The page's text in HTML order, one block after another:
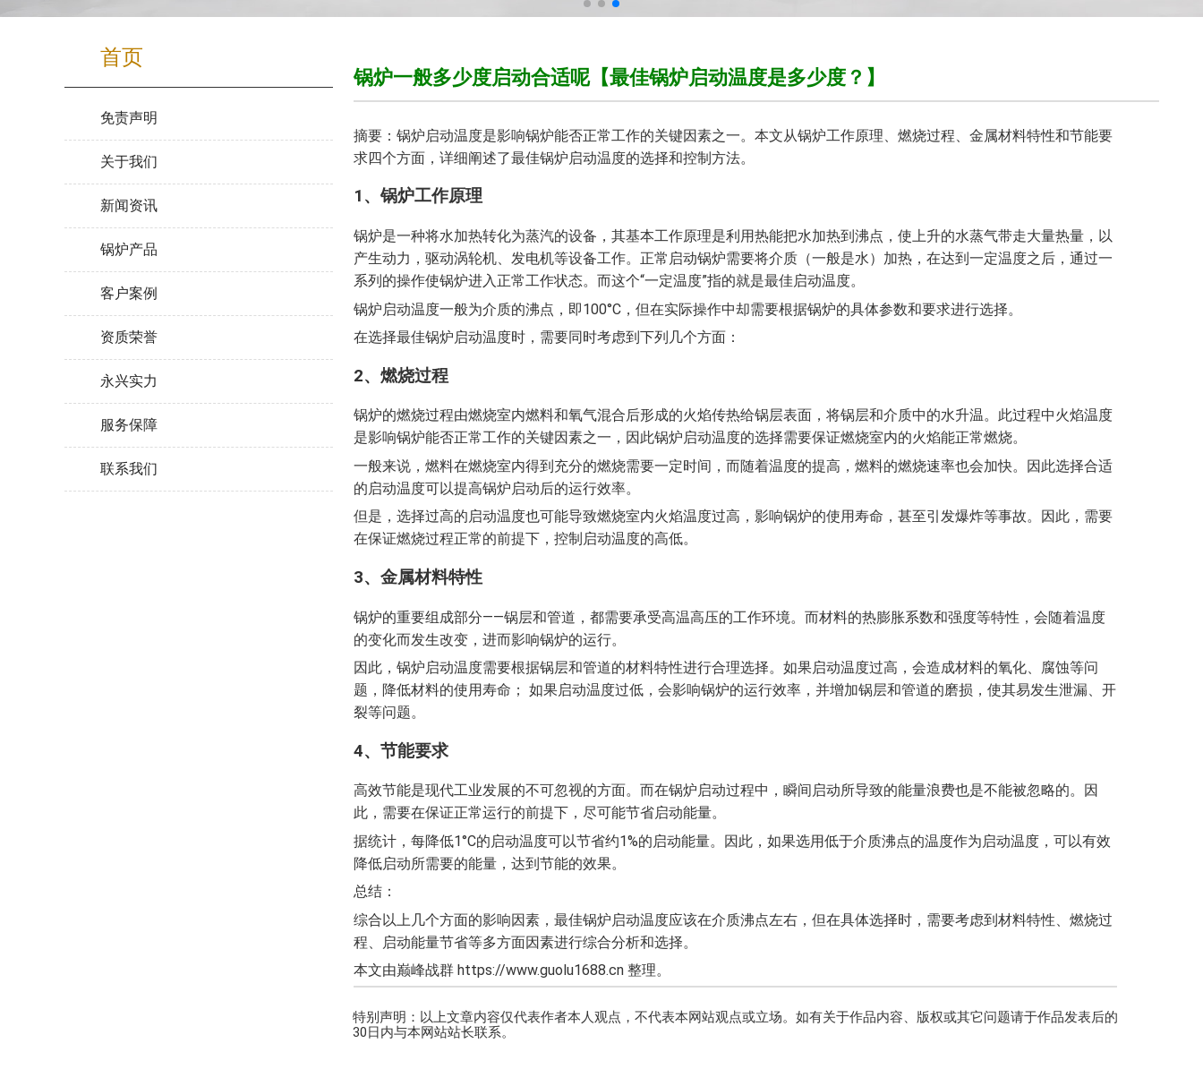
首页
免责声明
关于我们
新闻资讯
锅炉产品
客户案例
资质荣誉
永兴实力
服务保障
联系我们
锅炉一般多少度启动合适呢【最佳锅炉启动温度是多少度？】
摘要：锅炉启动温度是影响锅炉能否正常工作的关键因素之一。本文从锅炉工作原理、燃烧过程、金属材料特性和节能要
求四个方面，详细阐述了最佳锅炉启动温度的选择和控制方法。
1、锅炉工作原理
锅炉是一种将水加热转化为蒸汽的设备，其基本工作原理是利用热能把水加热到沸点，使上升的水蒸气带走大量热量，以
产生动力，驱动涡轮机、发电机等设备工作。正常启动锅炉需要将介质（一般是水）加热，在达到一定温度之后，通过一
系列的操作使锅炉进入正常工作状态。而这个“一定温度”指的就是最佳启动温度。
锅炉启动温度一般为介质的沸点，即100°C，但在实际操作中却需要根据锅炉的具体参数和要求进行选择。
在选择最佳锅炉启动温度时，需要同时考虑到下列几个方面：
2、燃烧过程
锅炉的燃烧过程由燃烧室内燃料和氧气混合后形成的火焰传热给锅层表面，将锅层和介质中的水升温。此过程中火焰温度
是影响锅炉能否正常工作的关键因素之一，因此锅炉启动温度的选择需要保证燃烧室内的火焰能正常燃烧。
一般来说，燃料在燃烧室内得到充分的燃烧需要一定时间，而随着温度的提高，燃料的燃烧速率也会加快。因此选择合适
的启动温度可以提高锅炉启动后的运行效率。
但是，选择过高的启动温度也可能导致燃烧室内火焰温度过高，影响锅炉的使用寿命，甚至引发爆炸等事故。因此，需要
在保证燃烧过程正常的前提下，控制启动温度的高低。
3、金属材料特性
锅炉的重要组成部分——锅层和管道，都需要承受高温高压的工作环境。而材料的热膨胀系数和强度等特性，会随着温度
的变化而发生改变，进而影响锅炉的运行。
因此，锅炉启动温度需要根据锅层和管道的材料特性进行合理选择。如果启动温度过高，会造成材料的氧化、腐蚀等问
题，降低材料的使用寿命； 如果启动温度过低，会影响锅炉的运行效率，并增加锅层和管道的磨损，使其易发生泄漏、开
裂等问题。
4、节能要求
高效节能是现代工业发展的不可忽视的方面。而在锅炉启动过程中，瞬间启动所导致的能量浪费也是不能被忽略的。因
此，需要在保证正常运行的前提下，尽可能节省启动能量。
据统计，每降低1°C的启动温度可以节省约1%的启动能量。因此，如果选用低于介质沸点的温度作为启动温度，可以有效
降低启动所需要的能量，达到节能的效果。
总结：
综合以上几个方面的影响因素，最佳锅炉启动温度应该在介质沸点左右，但在具体选择时，需要考虑到材料特性、燃烧过
程、启动能量节省等多方面因素进行综合分析和选择。
本文由巅峰战群 https://www.guolu1688.cn 整理。
特别声明：以上文章内容仅代表作者本人观点，不代表本网站观点或立场。如有关于作品内容、版权或其它问题请于作品发表后的
30日内与本网站站长联系。